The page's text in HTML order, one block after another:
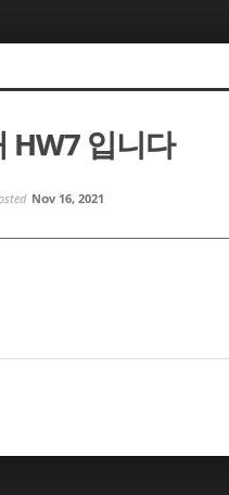
HW7 입니다
Nov 16, 2021